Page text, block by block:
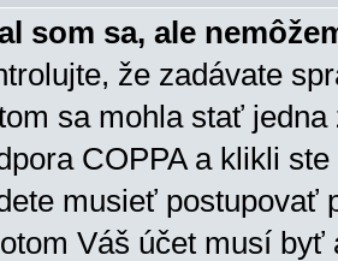
som sa, ale
že zadávate
sa mohla stať
COPPA a klikli
musieť postupovať
Váš účet musí